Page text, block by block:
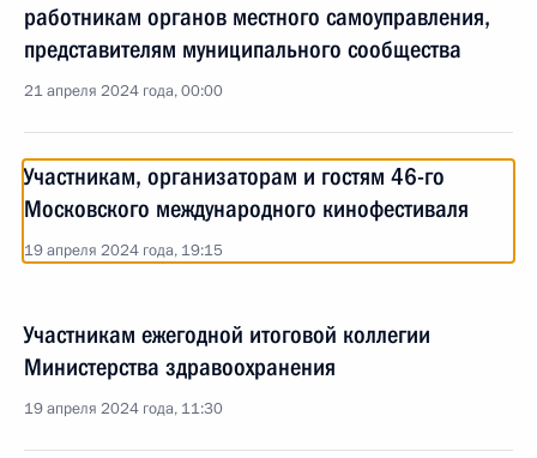
работникам органов местного самоуправления,
представителям муниципального сообщества
21 апреля 2024 года, 00:00
Участникам, организаторам и гостям 46-го
Московского международного кинофестиваля
19 апреля 2024 года, 19:15
Участникам ежегодной итоговой коллегии
Министерства здравоохранения
19 апреля 2024 года, 11:30